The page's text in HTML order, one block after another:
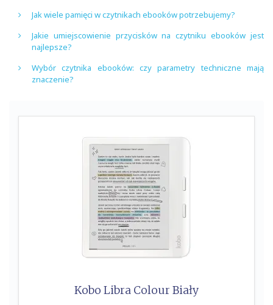
Jak wiele pamięci w czytnikach ebooków potrzebujemy?
Jakie umiejscowienie przycisków na czytniku ebooków jest
najlepsze?
Wybór czytnika ebooków: czy parametry techniczne mają
znaczenie?
Kobo Libra Colour Biały